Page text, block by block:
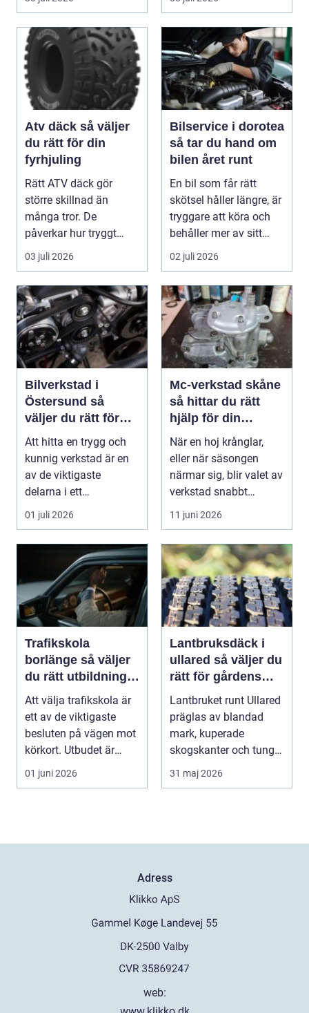
Atv däck så väljer
du rätt för din
fyrhjuling
Rätt ATV däck gör
större skillnad än
många tror. De
påverkar hur tryggt
fyrhjulingen beter sig
på vä...
03 juli 2026
Bilservice i dorotea
så tar du hand om
bilen året runt
En bil som får rätt
skötsel håller längre, är
tryggare att köra och
behåller mer av sitt
värde. I no...
02 juli 2026
Bilverkstad i
Östersund så
väljer du rätt för
din bil
Att hitta en trygg och
kunnig verkstad är en
av de viktigaste
delarna i ett
problemfritt bilägande.
01 juli 2026
Mc-verkstad skåne
så hittar du rätt
hjälp för din
motorcykel
När en hoj krånglar,
eller när säsongen
närmar sig, blir valet av
verkstad snabbt
avgörande. En MC-v...
11 juni 2026
Trafikskola
borlänge så väljer
du rätt utbildning
mot körkort
Att välja trafikskola är
ett av de viktigaste
besluten på vägen mot
körkort. Utbudet är
stort, prise...
01 juni 2026
Lantbruksdäck i
ullared så väljer du
rätt för gårdens
behov
Lantbruket runt Ullared
präglas av blandad
mark, kuperade
skogskanter och tunga
arbetsmoment.
Däckva...
31 maj 2026
Adress
web: